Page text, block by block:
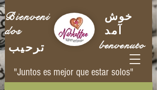
Bienveni
dos
ترحيب
خوش
آمد
benvenuto
"Juntos es mejor que estar solos"